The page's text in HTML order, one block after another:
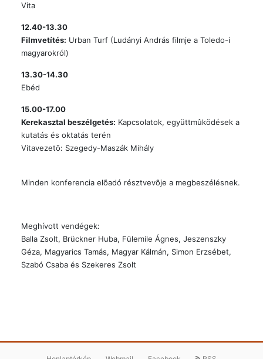
Vita
12.40-13.30
Filmvetítés: Urban Turf (Ludányi András filmje a Toledo-i
magyarokról)
13.30-14.30
Ebéd
15.00-17.00
Kerekasztal beszélgetés: Kapcsolatok, együttmûködések a
kutatás és oktatás terén
Vitavezetõ: Szegedy-Maszák Mihály
Minden konferencia elõadó résztvevõje a megbeszélésnek.
Meghívott vendégek:
Balla Zsolt, Brückner Huba, Fülemile Ágnes, Jeszenszky
Géza, Magyarics Tamás, Magyar Kálmán, Simon Erzsébet,
Szabó Csaba és Szekeres Zsolt